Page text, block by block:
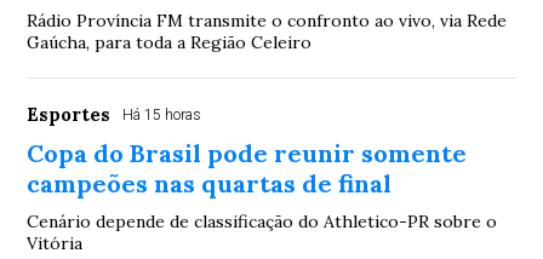
Rádio Província FM transmite o confronto ao vivo, via Rede
Gaúcha, para toda a Região Celeiro
Esportes Há 15 horas
Copa do Brasil pode reunir somente
campeões nas quartas de final
Cenário depende de classificação do Athletico-PR sobre o
Vitória